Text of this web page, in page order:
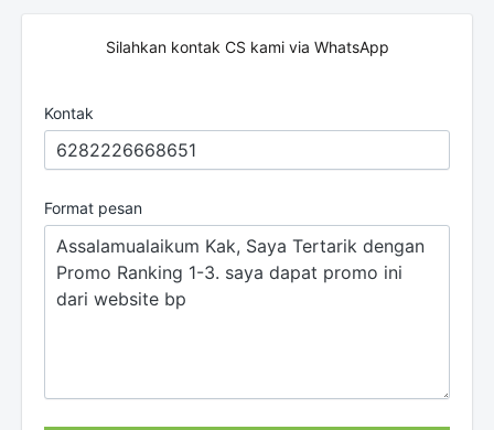
Silahkan kontak CS kami via WhatsApp
Kontak
Format pesan